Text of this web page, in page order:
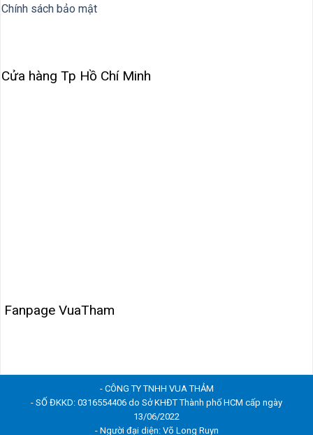
Chính sách bảo mật
Cửa hàng Tp Hồ Chí Minh
Fanpage VuaTham
- CÔNG TY TNHH VUA THẢM
- SỐ ĐKKD: 0316554406 do Sở KHĐT Thành phố HCM cấp ngày
13/06/2022
- Người đại diện: Võ Long Ruyn